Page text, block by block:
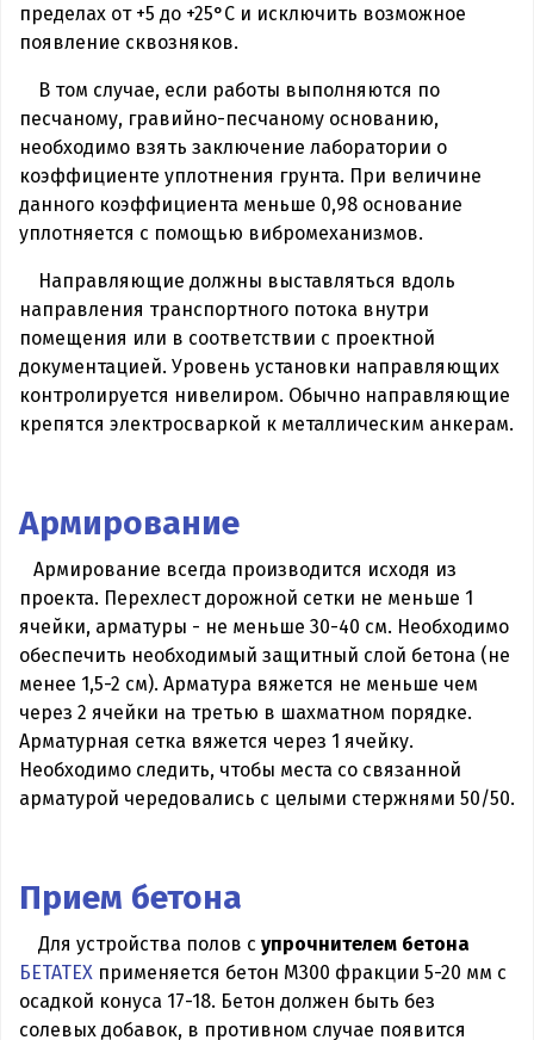
пределах от +5 до +25°С и исключить возможное
появление сквозняков.
В том случае, если работы выполняются по
песчаному, гравийно-песчаному основанию,
необходимо взять заключение лаборатории о
коэффициенте уплотнения грунта. При величине
данного коэффициента меньше 0,98 основание
уплотняется с помощью вибромеханизмов.
Направляющие должны выставляться вдоль
направления транспортного потока внутри
помещения или в соответствии с проектной
документацией. Уровень установки направляющих
контролируется нивелиром. Обычно направляющие
крепятся электросваркой к металлическим анкерам.
Армирование
Армирование всегда производится исходя из
проекта. Перехлест дорожной сетки не меньше 1
ячейки, арматуры - не меньше 30-40 см. Необходимо
обеспечить необходимый защитный слой бетона (не
менее 1,5-2 см). Арматура вяжется не меньше чем
через 2 ячейки на третью в шахматном порядке.
Арматурная сетка вяжется через 1 ячейку.
Необходимо следить, чтобы места со связанной
арматурой чередовались с целыми стержнями 50/50.
Прием бетона
Для устройства полов с упрочнителем бетона
БЕТАТЕХ применяется бетон М300 фракции 5-20 мм с
осадкой конуса 17-18. Бетон должен быть без
солевых добавок, в противном случае появится